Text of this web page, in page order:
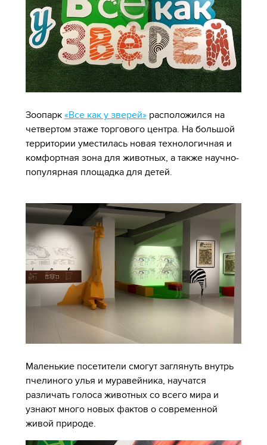
Зоопарк «Все как у зверей» расположился на
четвертом этаже торгового центра. На большой
территории уместилась новая технологичная и
комфортная зона для животных, а также научно-
популярная площадка для детей.
Маленькие посетители смогут заглянуть внутрь
пчелиного улья и муравейника, научатся
различать голоса животных со всего мира и
узнают много новых фактов о современной
живой природе.